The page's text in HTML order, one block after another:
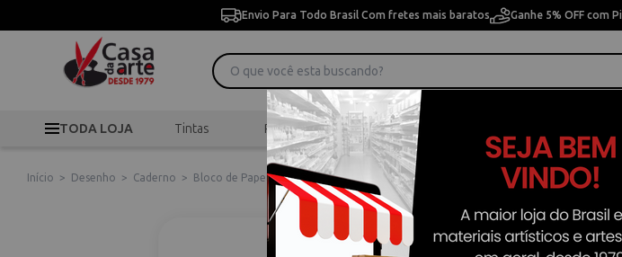
Envio Para Todo Brasil Com fretes mais baratos Ganhe 5% OFF com
TODA LOJA Tintas Pincéis Desenho
Início > Desenho > Caderno > Bloco de Papel Ingres Pastel 18x24 130g com 25 Folhas Clairefontaine 96481c
Bloco de
com 25